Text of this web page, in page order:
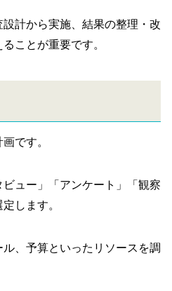
計から実施、結果の整理・改
ことが重要です。
です。
ュー」「アンケート」「観察
します。
、予算といったリソースを調